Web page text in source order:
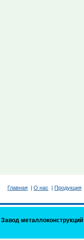
Главная | О нас | Продукция
Завод